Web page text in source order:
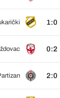
1:0
0:2
2:0